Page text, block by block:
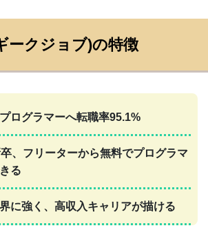
ークジョブ)の特徴
ログラマーへ転職率95.1%
、フリーターから無料でプログラマ
る
に強く、高収入キャリアが描ける